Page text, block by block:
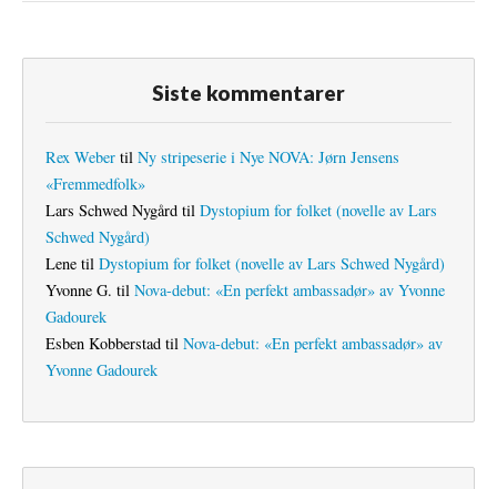
Siste kommentarer
Rex Weber til Ny stripeserie i Nye NOVA: Jørn Jensens
«Fremmedfolk»
Lars Schwed Nygård til Dystopium for folket (novelle av Lars
Schwed Nygård)
Lene til Dystopium for folket (novelle av Lars Schwed Nygård)
Yvonne G. til Nova-debut: «En perfekt ambassadør» av Yvonne
Gadourek
Esben Kobberstad til Nova-debut: «En perfekt ambassadør» av
Yvonne Gadourek